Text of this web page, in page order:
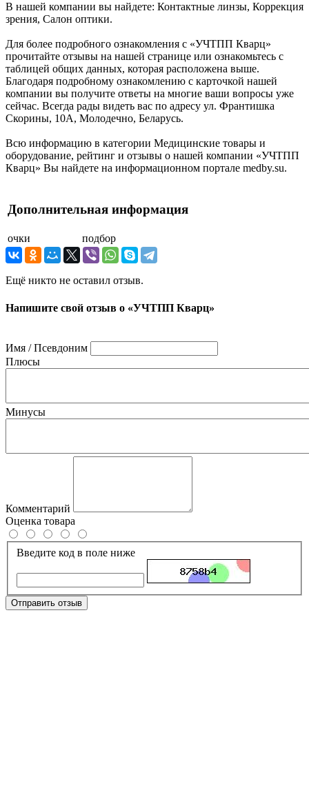
В нашей компании вы найдете: Контактные линзы, Коррекция
зрения, Салон оптики.
Для более подробного ознакомления с «УЧТПП Кварц»
прочитайте отзывы на нашей странице или ознакомьтесь с
таблицей общих данных, которая расположена выше.
Благодаря подробному ознакомлению с карточкой нашей
компании вы получите ответы на многие ваши вопросы уже
сейчас. Всегда рады видеть вас по адресу ул. Франтишка
Скорины, 10А, Молодечно, Беларусь.
Всю информацию в категории Медицинские товары и
оборудование, рейтинг и отзывы о нашей компании «УЧТПП
Кварц» Вы найдете на информационном портале medby.su.
Дополнительная информация
очки подбор
Ещё никто не оставил отзыв.
Напишите свой отзыв о «УЧТПП Кварц»
Имя / Псевдоним
Плюсы
Минусы
Комментарий
Оценка товара
Введите код в поле ниже
Отправить отзыв